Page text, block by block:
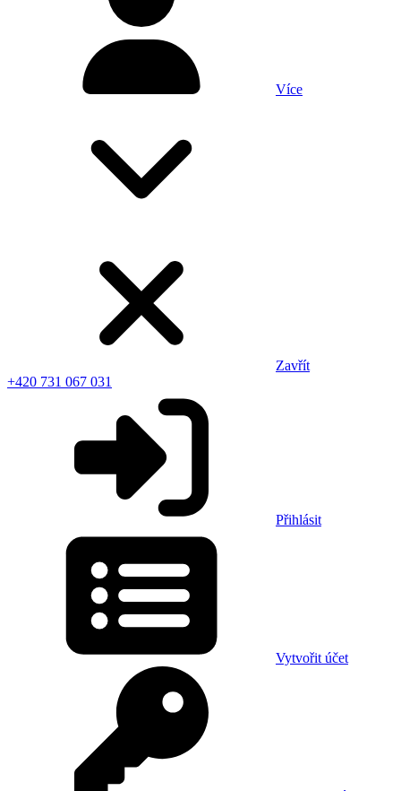
Více
Zavřít
+420 731 067 031
Přihlásit
Vytvořit účet